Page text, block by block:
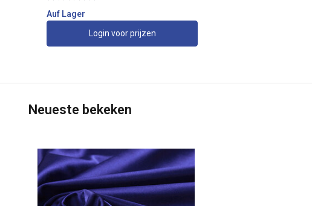
Auf Lager
Login voor prijzen
Neueste bekeken